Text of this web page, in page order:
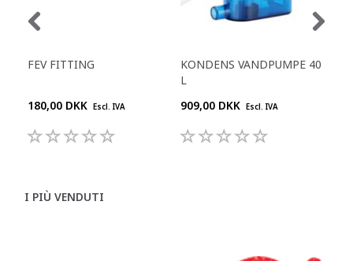
FEV FITTING
180,00 DKK Escl. IVA
KONDENS VANDPUMPE 40
L
909,00 DKK Escl. IVA
I PIÙ VENDUTI